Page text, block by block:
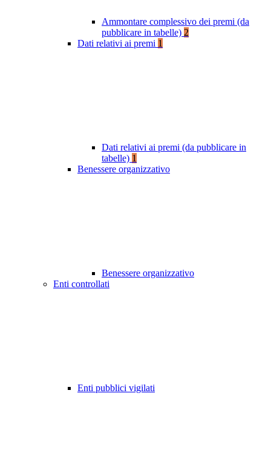
Ammontare complessivo dei premi (da
pubblicare in tabelle) 2
Dati relativi ai premi 1
Dati relativi ai premi (da pubblicare in
tabelle) 1
Benessere organizzativo
Benessere organizzativo
Enti controllati
Enti pubblici vigilati